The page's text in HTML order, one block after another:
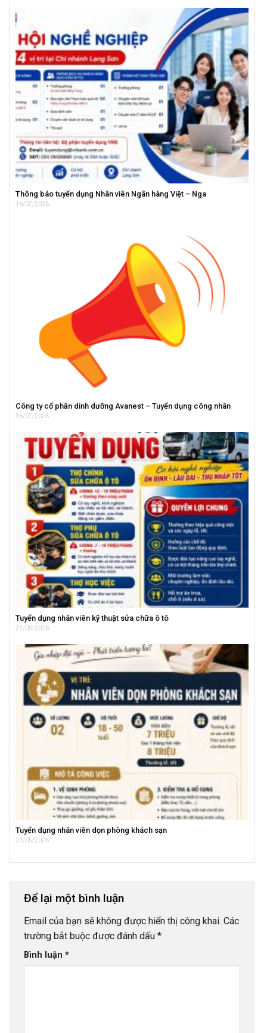
Thông báo tuyển dụng Nhân viên Ngân hàng Việt – Nga
16/07/2026
Công ty cổ phần dinh dưỡng Avanest – Tuyển dụng công nhân
16/07/2026
Tuyển dụng nhân viên kỹ thuật sửa chữa ô tô
22/05/2026
Tuyển dụng nhân viên dọn phòng khách sạn
22/05/2026
Để lại một bình luận
Email của bạn sẽ không được hiển thị công khai. Các
trường bắt buộc được đánh dấu *
Bình luận *